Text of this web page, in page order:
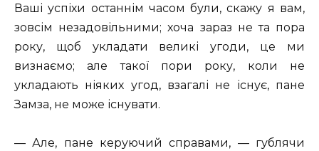
Ваші успіхи останнім часом були, скажу я вам,
зовсім незадовільними; хоча зараз не та пора
року, щоб укладати великі угоди, це ми
визнаємо; але такої пори року, коли не
укладають ніяких угод, взагалі не існує, пане
Замза, не може існувати.
— Але, пане керуючий справами, — гублячи